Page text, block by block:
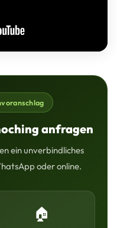
anfragen
ein unverbindliches
oder online.
🏠